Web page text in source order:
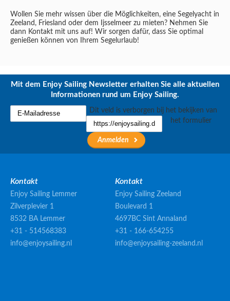
Wollen Sie mehr wissen über die Möglichkeiten, eine Segelyacht in
Zeeland, Friesland oder dem Ijsselmeer zu mieten? Nehmen Sie
dann Kontakt mit uns auf! Wir sorgen dafür, dass Sie optimal
genießen können von Ihrem Segelurlaub!
Mit dem Enjoy Sailing Newsletter erhalten Sie alle aktuellen
Informationen rund um Enjoy Sailing.
Dit veld is verborgen bij het bekijken van
het formulier
Kontakt
Enjoy Sailing Lemmer
Zilverplevier 1
8532 BA Lemmer
+31 - 514568383
info@enjoysailing.nl
Kontakt
Enjoy Sailing Zeeland
Boulevard 1
4697BC Sint Annaland
+31 - 166-654255
info@enjoysailing-zeeland.nl